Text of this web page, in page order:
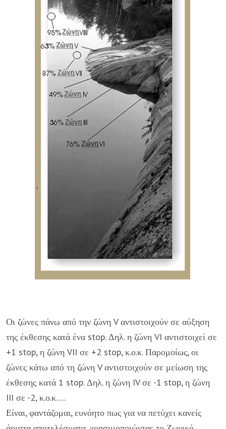
Οι ζώνες πάνω από την ζώνη V αντιστοιχούν σε αύξηση
της έκθεσης κατά ένα stop. Δηλ. η ζώνη VI αντιστοιχεί σε
+1 stop, η ζώνη VII σε +2 stop, κ.ο.κ. Παρομοίως, οι
ζώνες κάτω από τη ζώνη V αντιστοιχούν σε μείωση της
έκθεσης κατά 1 stop. Δηλ. η ζώνη IV σε -1 stop, η ζώνη
III σε -2, κ.ο.κ.....
Είναι, φαντάζομαι, ευνόητο πως για να πετύχει κανείς